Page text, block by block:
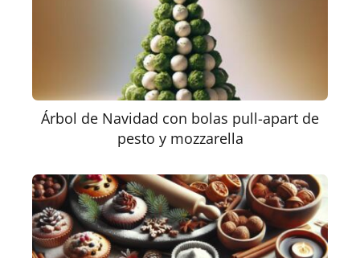
Árbol de Navidad con bolas pull-apart de
pesto y mozzarella